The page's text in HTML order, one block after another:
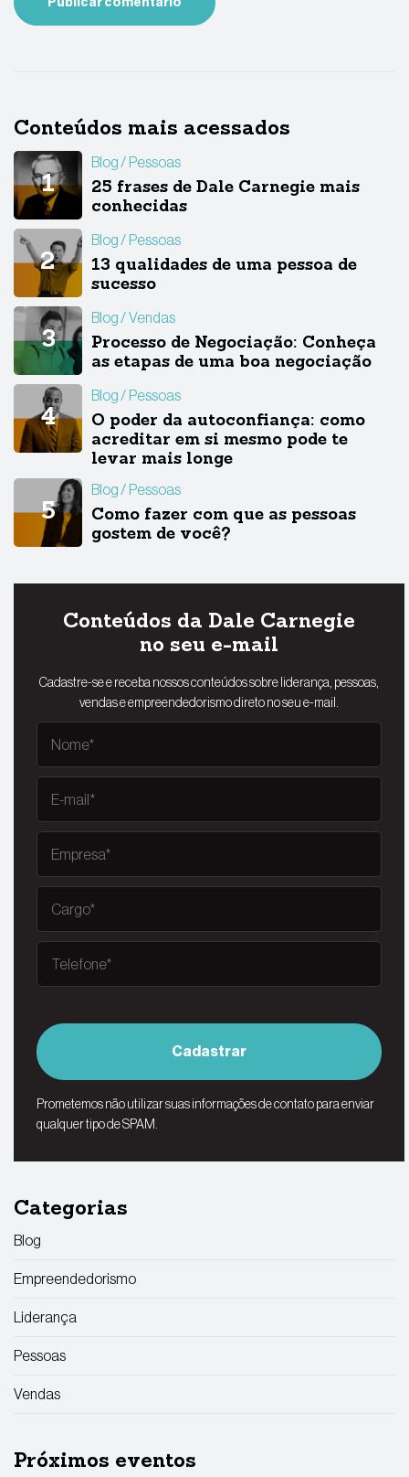
Conteúdos mais acessados
Blog Pessoas
25 frases de Dale Carnegie mais
conhecidas
Blog Pessoas
13 qualidades de uma pessoa de
sucesso
Blog Vendas
Processo de Negociação: Conheça
as etapas de uma boa negociação
Blog Pessoas
O poder da autoconfiança: como
acreditar em si mesmo pode te
levar mais longe
Blog Pessoas
Como fazer com que as pessoas
gostem de você?
Conteúdos da Dale Carnegie
no seu e-mail
Cadastre-se e receba nossos conteúdos sobre liderança, pessoas,
vendas e empreendedorismo direto no seu e-mail.
Cadastrar
Prometemos não utilizar suas informações de contato para enviar
qualquer tipo de SPAM.
Categorias
Blog
Empreendedorismo
Liderança
Pessoas
Vendas
Próximos eventos